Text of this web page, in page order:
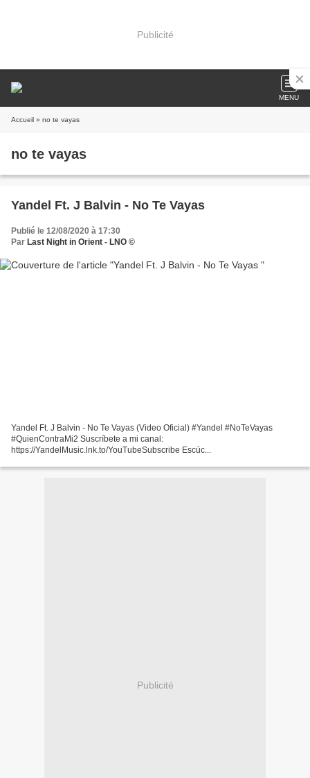
Publicité
MENU
Accueil » no te vayas
no te vayas
Yandel Ft. J Balvin - No Te Vayas
Publié le 12/08/2020 à 17:30
Par Last Night in Orient - LNO ©
Yandel Ft. J Balvin - No Te Vayas (Video Oficial) #Yandel #NoTeVayas
#QuienContraMi2 Suscríbete a mi canal:
https://YandelMusic.lnk.to/YouTubeSubscribe Escúc...
Publicité